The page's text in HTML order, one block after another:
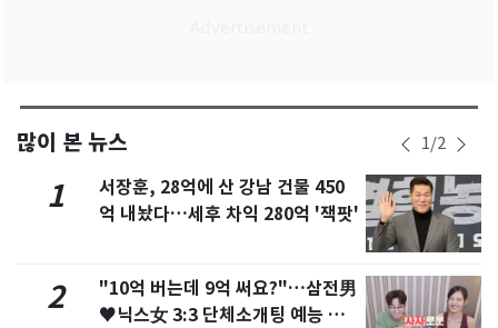
많이 본 뉴스 1/2
1
서장훈, 28억에 산 강남 건물 450
억 내놨다…세후 차익 280억 '잭팟'
2
"10억 버는데 9억 써요?"…삼전男
♥닉스女 3:3 단체소개팅 예능 화